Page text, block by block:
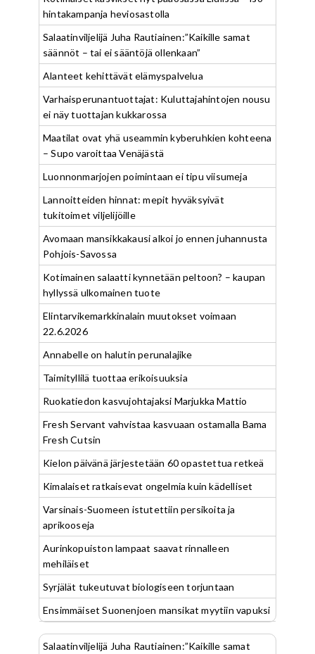
hintakampanja heviosastolla
Salaatinviljelijä Juha Rautiainen:”Kaikille samat
säännöt – tai ei sääntöjä ollenkaan”
Alanteet kehittävät elämyspalvelua
Varhaisperunantuottajat: Kuluttajahintojen nousu
ei näy tuottajan kukkarossa
Maatilat ovat yhä useammin kyberuhkien kohteena
– Supo varoittaa Venäjästä
Luonnonmarjojen poimintaan ei tipu viisumeja
Lannoitteiden hinnat: mepit hyväksyivät
tukitoimet viljelijöille
Avomaan mansikkakausi alkoi jo ennen juhannusta
Pohjois-Savossa
Kotimainen salaatti kynnetään peltoon? – kaupan
hyllyssä ulkomainen tuote
Elintarvikemarkkinalain muutokset voimaan
22.6.2026
Annabelle on halutin perunalajike
Taimityllilä tuottaa erikoisuuksia
Ruokatiedon kasvujohtajaksi Marjukka Mattio
Fresh Servant vahvistaa kasvuaan ostamalla Bama
Fresh Cutsin
Kielon päivänä järjestetään 60 opastettua retkeä
Kimalaiset ratkaisevat ongelmia kuin kädelliset
Varsinais-Suomeen istutettiin persikoita ja
aprikooseja
Aurinkopuiston lampaat saavat rinnalleen
mehiläiset
Syrjälät tukeutuvat biologiseen torjuntaan
Ensimmäiset Suonenjoen mansikat myytiin vapuksi
Salaatinviljelijä Juha Rautiainen:”Kaikille samat